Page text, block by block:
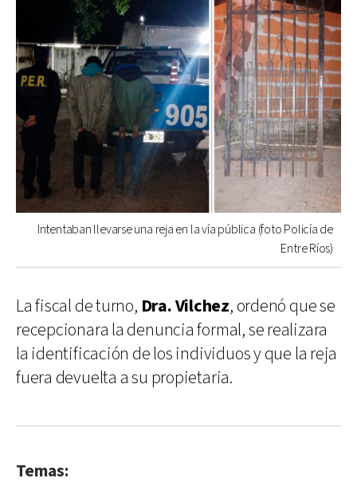
Intentaban llevarse una reja en la vía pública (foto Policía de
Entre Ríos)
La fiscal de turno, Dra. Vilchez, ordenó que se
recepcionara la denuncia formal, se realizara
la identificación de los individuos y que la reja
fuera devuelta a su propietaria.
Temas: